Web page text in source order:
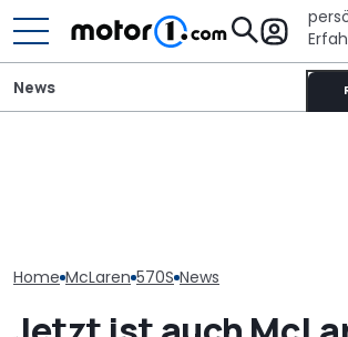
News
Home McLaren 570S News